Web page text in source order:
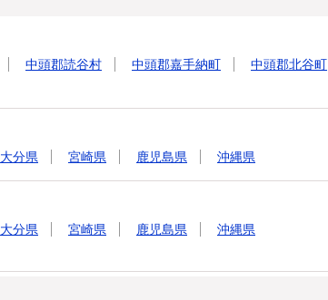
中頭郡読谷村 中頭郡嘉手納町 中頭郡北谷町
大分県 宮崎県 鹿児島県 沖縄県
大分県 宮崎県 鹿児島県 沖縄県